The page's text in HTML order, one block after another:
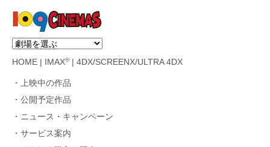
HOME IMAX®| 4DX/SCREENX/ULTRA 4DX
上映中の作品
公開予定作品
ニュース・キャンペーン
サービス案内